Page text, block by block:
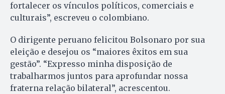
fortalecer os vínculos políticos, comerciais e
culturais”, escreveu o colombiano.
O dirigente peruano felicitou Bolsonaro por sua
eleição e desejou os “maiores êxitos em sua
gestão”. “Expresso minha disposição de
trabalharmos juntos para aprofundar nossa
fraterna relação bilateral”, acrescentou.